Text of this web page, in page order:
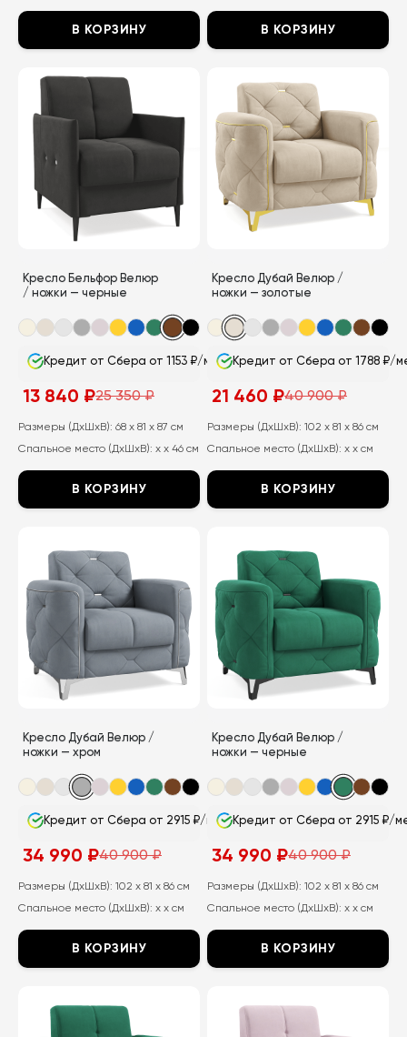
В КОРЗИНУ
товар
несколько
вариаций.
Опции
можно
выбрать
товара.
В КОРЗИНУ
товар
имеет
несколько
вариаций.
Опции
можно
выбрать
товара.
Кресло Бельфор Велюр
/ ножки — черные
Кредит от Сбера от 1153 ₽/мес
25 350₽
Первоначальная
составляла
350
13 840 ₽
Текущая
13
₽.
Размеры (ДхШхВ): 68 x 81 x 87 см
Спальное место (ДхШхВ): x x 46 см
В КОРЗИНУ
имеет
несколько
вариаций.
Опции
можно
выбрать
товара.
Кресло Дубай Велюр /
ножки — золотые
Кредит от Сбера от 1788 ₽/
40 900₽
Первоначальная
составляла
900
21 460 ₽
Текущая
21
₽.
Размеры (ДхШхВ): 102 x 81 x 86 см
Спальное место (ДхШхВ): x x см
В КОРЗИНУ
имеет
несколько
вариаций.
Опции
можно
выбрать
товара.
Кресло Дубай Велюр /
ножки — хром
Кредит от Сбера от 2915 ₽/мес
40 900₽
Первоначальная
составляла
900
34 990 ₽
Текущая
34
₽.
Размеры (ДхШхВ): 102 x 81 x 86 см
Спальное место (ДхШхВ): x x см
В КОРЗИНУ
имеет
Кресло Дубай Велюр /
ножки — черные
Кредит от Сбера от 2915 ₽/
40 900₽
Первоначальная
составляла
900
34 990 ₽
Текущая
34
₽.
Размеры (ДхШхВ): 102 x 81 x 86 см
Спальное место (ДхШхВ): x x см
В КОРЗИНУ